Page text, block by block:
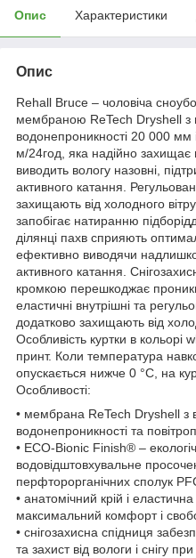
Опис Характеристики
Опис
Rehall Bruce – чоловіча
мембраною ReTech Dryshell з
водонепроникності 20 000 мм
м/24год, яка надійно захищає
виводить вологу назовні,
активного катання.
захищають від холодного
запобігає натиранню
ділянці пахв сприяють
ефективно виводячи
активного катання.
кромкою перешкоджає
еластичні внутрішні та
додатково захищають від
Особливість куртки в
принт. Коли температура
опускається нижче 0 °C, на
Особливості:
• мембрана ReTech Dryshell з
водонепроникності та
• ECO-Bionic Finish® –
водовідштовхувальне
перфторорганічних сполук
• анатомічний крій і
максимальний комфорт і
• снігозахисна спідниця
та захист від вологи і снігу